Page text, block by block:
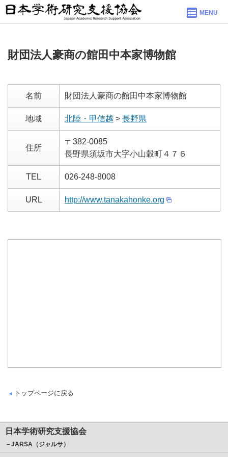
MENU
財団法人豪商の館田中本家博物館
名前 財団法人豪商の館田中本家博物館
地域 北陸・甲信越 > 長野県
住所
〒382-0085
長野県須坂市大字小山穀町４７６
TEL 026-248-8008
URL http://www.tanakahonke.org
トップページに戻る
日本学術研究支援協会
－JARSA（ジャルサ）